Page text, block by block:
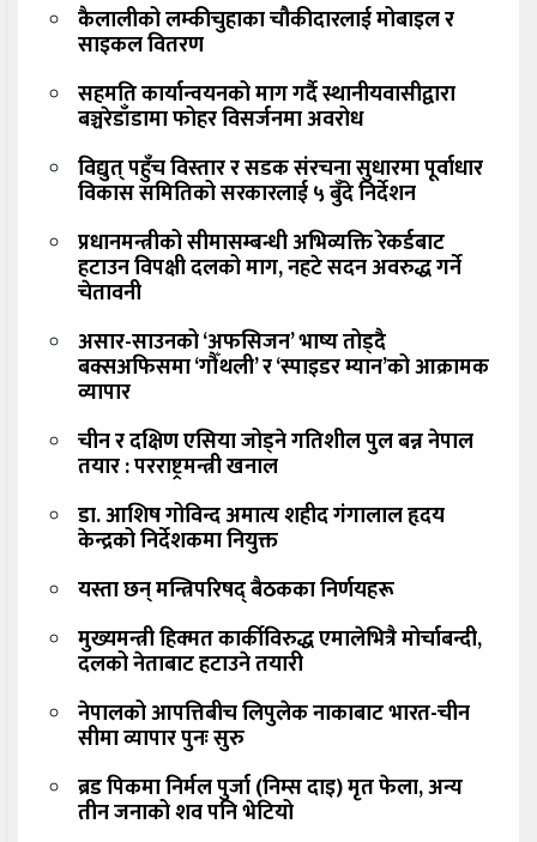
कैलालीको लम्कीचुहाका चौकीदारलाई मोबाइल र
साइकल वितरण
सहमति कार्यान्वयनको माग गर्दै स्थानीयवासीद्वारा
बञ्चरेडाँडामा फोहर विसर्जनमा अवरोध
विद्युत् पहुँच विस्तार र सडक संरचना सुधारमा पूर्वाधार
विकास समितिको सरकारलाई ५ बुँदे निर्देशन
प्रधानमन्त्रीको सीमासम्बन्धी अभिव्यक्ति रेकर्डबाट
हटाउन विपक्षी दलको माग, नहटे सदन अवरुद्ध गर्ने
चेतावनी
असार-साउनको ‘अफसिजन’ भाष्य तोड्दै
बक्सअफिसमा ‘गौँथली’ र ‘स्पाइडर म्यान’को आक्रामक
व्यापार
चीन र दक्षिण एसिया जोड्ने गतिशील पुल बन्न नेपाल
तयार : परराष्ट्रमन्त्री खनाल
डा. आशिष गोविन्द अमात्य शहीद गंगालाल हृदय
केन्द्रको निर्देशकमा नियुक्त
यस्ता छन् मन्त्रिपरिषद् बैठकका निर्णयहरू
मुख्यमन्त्री हिक्मत कार्कीविरुद्ध एमालेभित्रै मोर्चाबन्दी,
दलको नेताबाट हटाउने तयारी
नेपालको आपत्तिबीच लिपुलेक नाकाबाट भारत-चीन
सीमा व्यापार पुनः सुरु
ब्रड पिकमा निर्मल पुर्जा (निम्स दाइ) मृत फेला, अन्य
तीन जनाको शव पनि भेटियो